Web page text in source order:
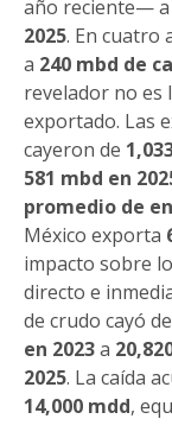
año reciente— a
2025. En cuatro
a 240 mbd de
revelador no es
exportado. Las
cayeron de
581 mbd en
promedio de
México exporta
impacto sobre
directo e
de crudo cayó de
en 2023a
2025. La caída
14,000 mdd,